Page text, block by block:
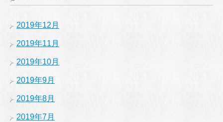
2019年12月
2019年11月
2019年10月
2019年9月
2019年8月
2019年7月